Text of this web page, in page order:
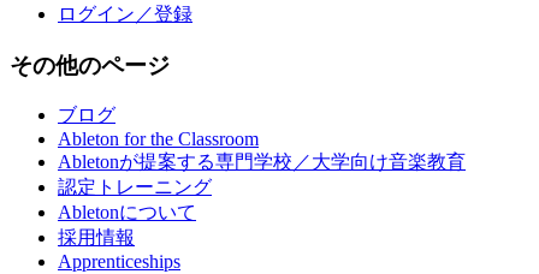
ログイン／登録
その他のページ
ブログ
Ableton for the Classroom
Abletonが提案する専門学校／大学向け音楽教育
認定トレーニング
Abletonについて
採用情報
Apprenticeships